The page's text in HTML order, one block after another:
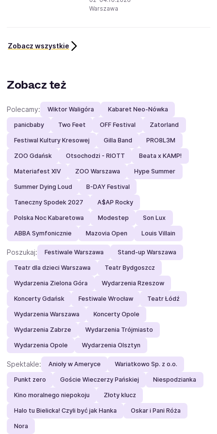
Warszawa
Zobacz wszystkie
Zobacz też
Polecamy: Wiktor Waligóra Kabaret Neo-Nówka
panicbaby Two Feet OFF Festival Zatorland
Festiwal Kultury Kresowej Gilla Band PRO8L3M
ZOO Gdańsk Otsochodzi - RIOTT Beata x KAMP!
Materiafest XIV ZOO Warszawa Hype Summer
Summer Dying Loud B-DAY Festival
Taneczny Spodek 2027 A$AP Rocky
Polska Noc Kabaretowa Modestep Son Lux
ABBA Symfonicznie Mazovia Open Louis Villain
Poszukaj: Festiwale Warszawa Stand-up Warszawa
Teatr dla dzieci Warszawa Teatr Bydgoszcz
Wydarzenia Zielona Góra Wydarzenia Rzeszow
Koncerty Gdańsk Festiwale Wrocław Teatr Łódź
Wydarzenia Warszawa Koncerty Opole
Wydarzenia Zabrze Wydarzenia Trójmiasto
Wydarzenia Opole Wydarzenia Olsztyn
Spektakle: Anioły w Ameryce Wariatkowo Sp. z o.o.
Punkt zero Goście Wieczerzy Pańskiej Niespodzianka
Kino moralnego niepokoju Złoty klucz
Halo tu Bielicka! Czyli być jak Hanka Oskar i Pani Róża
Nora